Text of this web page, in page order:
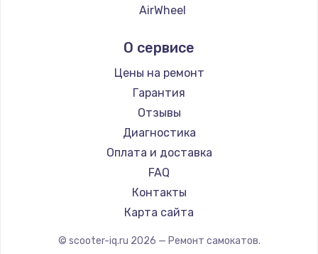
AirWheel
Hunter
Shorner
Joyor
Minimotors
Bork
Segway
KIRIN
О сервисе
Цены на ремонт
Гарантия
Отзывы
Диагностика
Оплата и доставка
FAQ
Контакты
Карта сайта
© scooter-iq.ru 2026 — Ремонт самокатов.